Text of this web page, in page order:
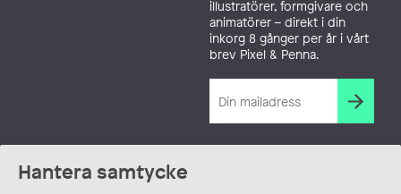
Hantera samtycke
illustratörer, formgivare och
animatörer – direkt i din
inkorg 8 gånger per år i vårt
brev Pixel & Penna.